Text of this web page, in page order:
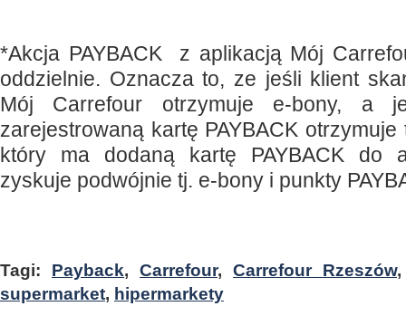
*Akcja PAYBACK z aplikacją Mój
oddzielnie. Oznacza to, ze jeśli klient
Mój Carrefour otrzymuje e-bony, a
zarejestrowaną kartę PAYBACK
który ma dodaną kartę PAYBACK do
zyskuje podwójnie tj. e-bony i punkty
Tagi: Payback, Carrefour, Carrefour Rzeszów
supermarket, hipermarkety